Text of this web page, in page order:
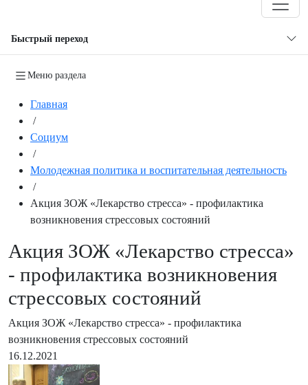
Быстрый переход
Меню раздела
Главная
/
Социум
/
Молодежная политика и воспитательная деятельность
/
Акция ЗОЖ «Лекарство стресса» - профилактика
возникновения стрессовых состояний
Акция ЗОЖ «Лекарство стресса»
- профилактика возникновения
стрессовых состояний
Акция ЗОЖ «Лекарство стресса» - профилактика
возникновения стрессовых состояний
16.12.2021